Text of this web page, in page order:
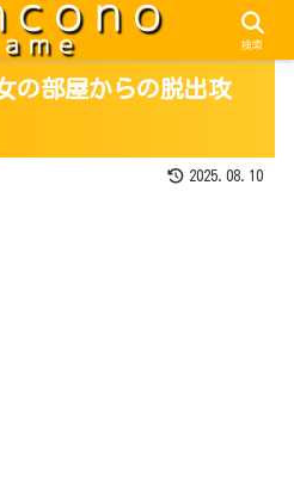
の部屋からの脱出攻
2025.08.10
検索